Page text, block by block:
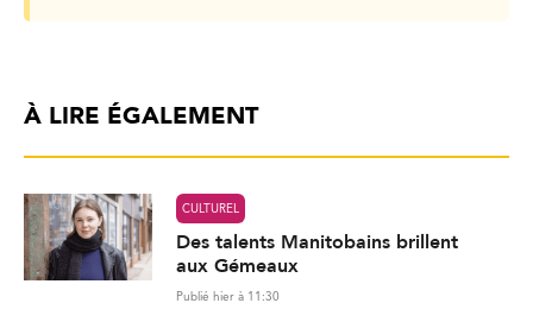
À LIRE ÉGALEMENT
CULTUREL
Des talents Manitobains brillent
aux Gémeaux
Publié hier à 11:30